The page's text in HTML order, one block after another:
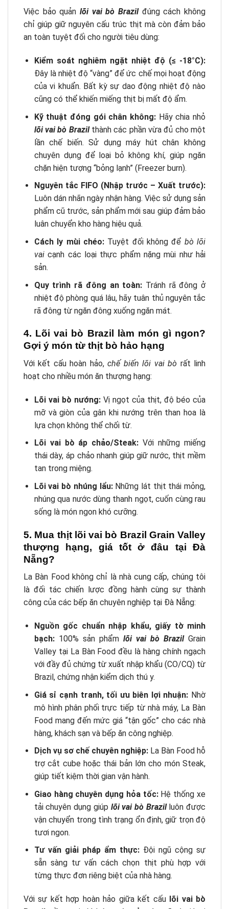
Việc bảo quản lõi vai bò Brazilđúng cách không
chỉ giúp giữ nguyên cấu trúc thịt mà còn đảm bảo
an toàn tuyệt đối cho người tiêu dùng:
Kiểm soát nghiêm ngặt nhiệt độ (≤ -18°C):
Đây là nhiệt độ “vàng” để ức chế mọi hoạt động
của vi khuẩn. Bất kỳ sự dao động nhiệt độ nào
cũng có thể khiến miếng thịt bị mất độ ẩm.
Kỹ thuật đóng gói chân không: Hãy chia nhỏ
lõi vai bò Brazilthành các phần vừa đủ cho một
lần chế biến. Sử dụng máy hút chân không
chuyên dụng để loại bỏ không khí, giúp ngăn
chặn hiện tượng “bỏng lạnh” (Freezer burn).
Nguyên tắc FIFO (Nhập trước – Xuất trước):
Luôn dán nhãn ngày nhận hàng. Việc sử dụng sản
phẩm cũ trước, sản phẩm mới sau giúp đảm bảo
luân chuyển kho hàng hiệu quả.
Cách ly mùi chéo:Tuyệt đối không để bò lõi
vaicạnh các loại thực phẩm nặng mùi như hải
sản.
Quy trình rã đông an toàn: Tránh rã đông ở
nhiệt độ phòng quá lâu, hãy tuân thủ nguyên tắc
rã đông từ ngăn đông xuống ngăn mát.
4. Lõi vai bò Brazil làm món gì ngon?
Gợi ý món từ thịt bò hảo hạng
Với kết cấu hoàn hảo,chế biến lõi vai bò rất linh
hoạt cho nhiều món ăn thượng hạng:
Lõi vai bò nướng:Vị ngọt của thịt, độ béo của
mỡ và giòn của gân khi nướng trên than hoa là
lựa chọn không thể chối từ.
Lõi vai bò áp chảo/Steak: Với những miếng
thái dày, áp chảo nhanh giúp giữ nước, thịt mềm
tan trong miệng.
Lõi vai bò nhúng lẩu:Những lát thịt thái mỏng,
nhúng qua nước dùng thanh ngọt, cuốn cùng rau
sống là món ngon khó cưỡng.
5. Mua thịt lõi vai bò Brazil Grain Valley
thượng hạng, giá tốt ở đâu tại Đà
Nẵng?
La Bàn Food không chỉ là nhà cung cấp, chúng tôi
là đối tác chiến lược đồng hành cùng sự thành
công của các bếp ăn chuyên nghiệp tại Đà Nẵng:
Nguồn gốc chuẩn nhập khẩu, giấy tờ minh
bạch:100% sản phẩm lõi vai bò BrazilGrain
Valley tại La Bàn Food đều là hàng chính ngạch
với đầy đủ chứng từ xuất nhập khẩu (CO/CQ) từ
Brazil, chứng nhận kiểm dịch thú y.
Giá sỉ cạnh tranh, tối ưu biên lợi nhuận: Nhờ
mô hình phân phối trực tiếp từ nhà máy, La Bàn
Food mang đến mức giá “tận gốc” cho các nhà
hàng, khách sạn và bếp ăn công nghiệp.
Dịch vụ sơ chế chuyên nghiệp: La Bàn Food hỗ
trợ cắt cube hoặc thái bản lớn cho món Steak,
giúp tiết kiệm thời gian vận hành.
Giao hàng chuyên dụng hỏa tốc:Hệ thống xe
tải chuyên dụng giúp lõi vai bò Brazilluôn được
vận chuyển trong tình trạng ổn định, giữ trọn độ
tươi ngon.
Tư vấn giải pháp ẩm thực:Đội ngũ cộng sự
sẵn sàng tư vấn cách chọn thịt phù hợp với
từng thực đơn riêng biệt của nhà hàng.
Với sự kết hợp hoàn hảo giữa kết cấu lõi vai bò